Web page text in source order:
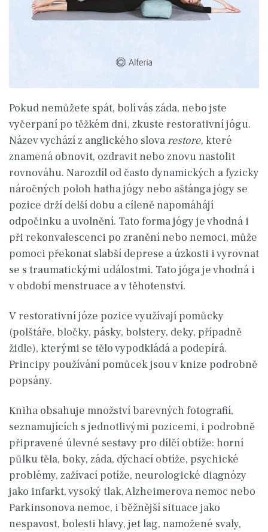
Pokud nemůžete spát, bolí vás záda, nebo jste
vyčerpaní po těžkém dni, zkuste restorativní jógu.
Název vychází z anglického slovarestore, které
znamená obnovit, ozdravit nebo znovu nastolit
rovnováhu. Narozdíl od často dynamických a fyzicky
náročných poloh hatha jógy nebo aštánga jógy se
pozice drží delší dobu a cíleně napomáhájí
odpočinku a uvolnění. Tato forma jógy je vhodná i
při rekonvalescenci po zranění nebo nemoci, může
pomoci překonat slabší deprese a úzkosti i vyrovnat
se s traumatickými událostmi. Tato jóga je vhodná i
v období menstruace a v těhotenství.
V restorativní józe pozice využívají pomůcky
(polštáře, bločky, pásky, bolstery, deky, případně
židle), kterými se tělo vypodkládá a podepírá.
Principy používání pomůcek jsou v knize podrobně
popsány.
Kniha obsahuje množství barevných fotografií,
seznamujících s jednotlivými pozicemi, i podrobně
připravené úlevné sestavy pro dílčí obtíže: horní
půlku těla, boky, záda, dýchací obtíže, psychické
problémy, zažívací potíže, neurologické diagnózy
jako infarkt, vysoký tlak, Alzheimerova nemoc nebo
Parkinsonova nemoc, i běžnější situace jako
nespavost, bolesti hlavy, jet lag, namožené svaly,